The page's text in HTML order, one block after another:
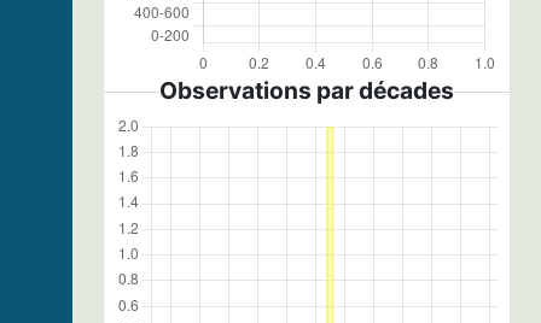
Observations par décades